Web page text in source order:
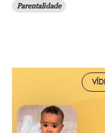
Parentalidade